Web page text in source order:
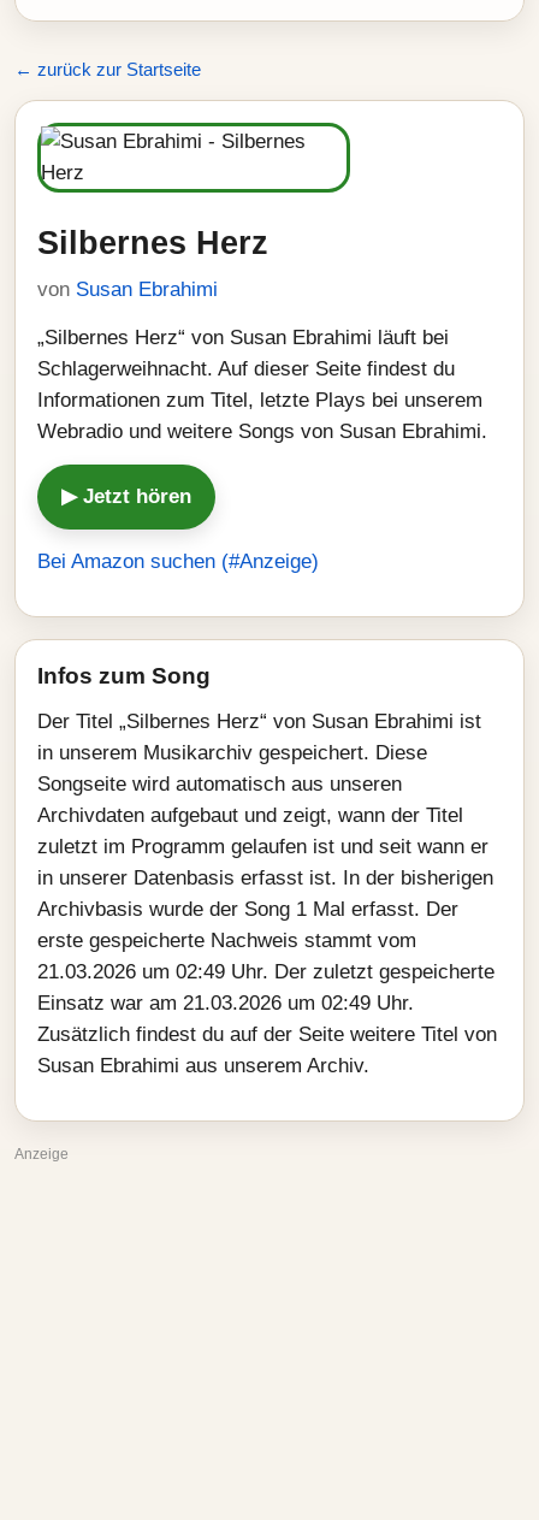
← zurück zur Startseite
Silbernes Herz
von Susan Ebrahimi
„Silbernes Herz“ von Susan Ebrahimi läuft bei
Schlagerweihnacht. Auf dieser Seite findest du
Informationen zum Titel, letzte Plays bei unserem
Webradio und weitere Songs von Susan Ebrahimi.
▶ Jetzt hören
Bei Amazon suchen (#Anzeige)
Infos zum Song
Der Titel „Silbernes Herz“ von Susan Ebrahimi ist
in unserem Musikarchiv gespeichert. Diese
Songseite wird automatisch aus unseren
Archivdaten aufgebaut und zeigt, wann der Titel
zuletzt im Programm gelaufen ist und seit wann er
in unserer Datenbasis erfasst ist. In der bisherigen
Archivbasis wurde der Song 1 Mal erfasst. Der
erste gespeicherte Nachweis stammt vom
21.03.2026 um 02:49 Uhr. Der zuletzt gespeicherte
Einsatz war am 21.03.2026 um 02:49 Uhr.
Zusätzlich findest du auf der Seite weitere Titel von
Susan Ebrahimi aus unserem Archiv.
Anzeige